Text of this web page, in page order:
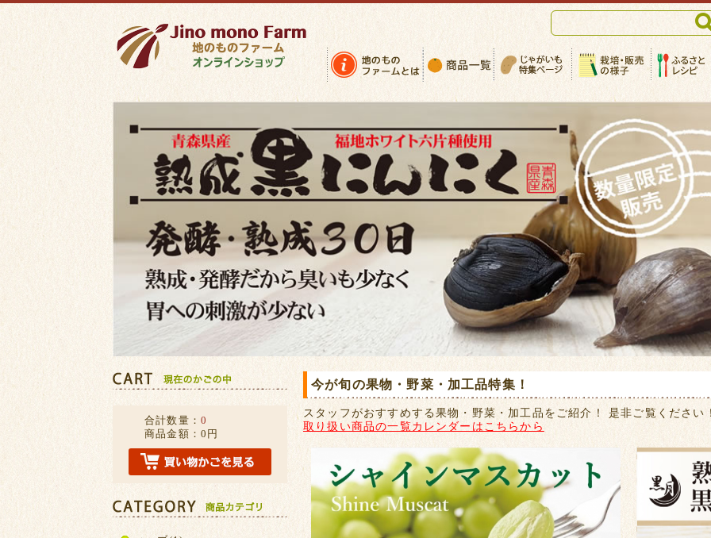
今が旬の果物・野菜・加工品特集！
スタッフがおすすめする果物・野菜・加工品をご紹介！ 是非ご覧ください
取り扱い商品の一覧カレンダーはこちらから
合計数量： 0
商品金額： 0円